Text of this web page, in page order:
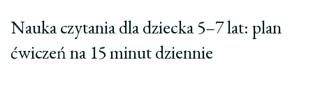
Nauka czytania dla dziecka 5–7 lat: plan
ćwiczeń na 15 minut dziennie